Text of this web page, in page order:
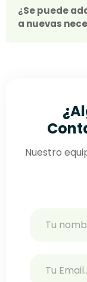
Nuestro
¿Se puede
a nuevas